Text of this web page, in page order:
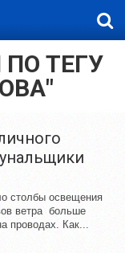
ТЕГУ
столбы освещения
ветра больше
проводах. Как...